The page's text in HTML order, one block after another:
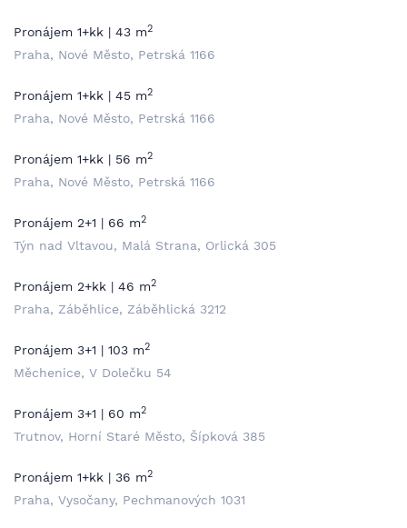
Pronájem 1+kk | 43 m2
Praha, Nové Město, Petrská 1166
Pronájem 1+kk | 45 m2
Praha, Nové Město, Petrská 1166
Pronájem 1+kk | 56 m2
Praha, Nové Město, Petrská 1166
Pronájem 2+1 | 66 m2
Týn nad Vltavou, Malá Strana, Orlická 305
Pronájem 2+kk | 46 m2
Praha, Záběhlice, Záběhlická 3212
Pronájem 3+1 | 103 m2
Měchenice, V Dolečku 54
Pronájem 3+1 | 60 m2
Trutnov, Horní Staré Město, Šípková 385
Pronájem 1+kk | 36 m2
Praha, Vysočany, Pechmanových 1031